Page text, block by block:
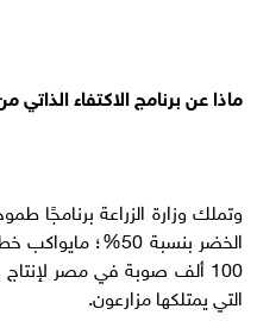
ماذا عن برنامج الاكتفاء
وتملك وزارة الزراعة برنامجًا
الخضر بنسبة 50%؛
100 ألف صوبة في مصر
التي يمتلكها مزارعون.